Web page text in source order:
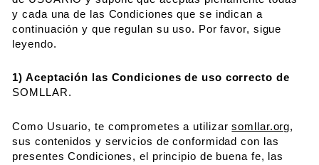
y cada una de las Condiciones que se indican a
continuación y que regulan su uso. Por favor, sigue
leyendo.
1) Aceptación las Condiciones de uso correcto de
SOMLLAR.
Como Usuario, te comprometes a utilizarsomllar.org,
sus contenidos y servicios de conformidad con las
presentes Condiciones, el principio de buena fe, las